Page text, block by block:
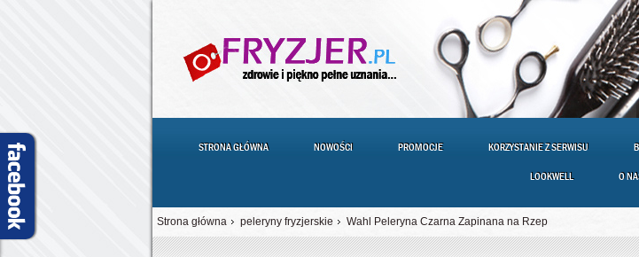
STRONA GŁÓWNA NOWOŚCI PROMOCJE KORZYSTANIE Z SERWISU
LOOKWELL O
Strona główna peleryny fryzjerskie Wahl Peleryna Czarna Zapinana na Rzep